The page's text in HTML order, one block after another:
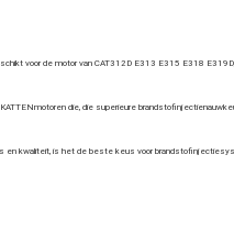
voor de motor van CAT312D E313 E315 E318 E319D,
die, die superieure
kwaliteit, is het de beste keus voor